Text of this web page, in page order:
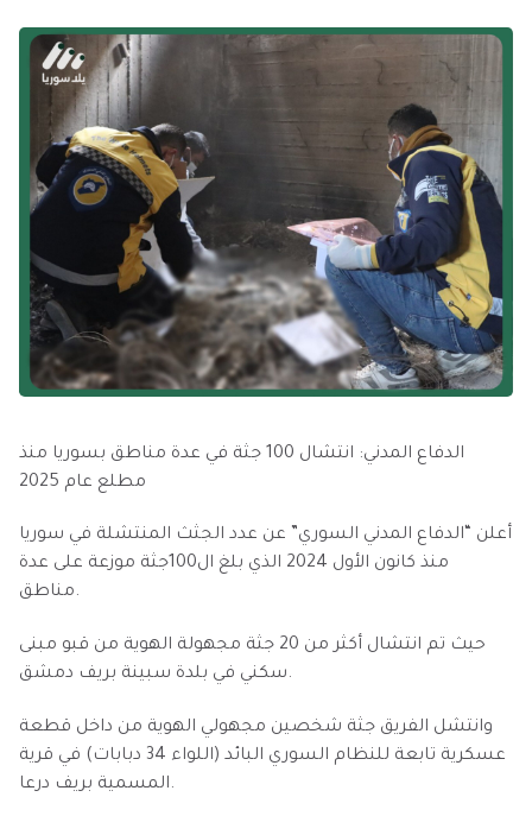
الدفاع المدني: انتشال 100 جثة في عدة مناطق بسوريا منذ
مطلع عام 2025
أعلن “الدفاع المدني السوري” عن عدد الجثث المنتشلة في سوريا
منذ كانون الأول 2024 الذي بلغ ال100جثة موزعة على عدة
مناطق.
حيث تم انتشال أكثر من 20 جثة مجهولة الهوية من قبو مبنى
سكني في بلدة سبينة بريف دمشق.
وانتشل الفريق جثة شخصين مجهولي الهوية من داخل قطعة
عسكرية تابعة للنظام السوري البائد (اللواء 34 دبابات) في قرية
المسمية بريف درعا.